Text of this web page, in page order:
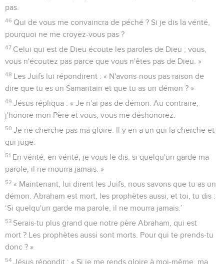
pas.
46 Qui de vous me convaincra de péché ? Si je dis la vérité,
pourquoi ne me croyez-vous pas ?
47 Celui qui est de Dieu écoute les paroles de Dieu ; vous,
vous n'écoutez pas parce que vous n'êtes pas de Dieu. »
48 Les Juifs lui répondirent : « N'avons-nous pas raison de
dire que tu es un Samaritain et que tu as un démon ? »
49 Jésus répliqua : « Je n'ai pas de démon. Au contraire,
j'honore mon Père et vous, vous me déshonorez.
50 Je ne cherche pas ma gloire. Il y en a un qui la cherche et
qui juge.
51 En vérité, en vérité, je vous le dis, si quelqu'un garde ma
parole, il ne mourra jamais. »
52 « Maintenant, lui dirent les Juifs, nous savons que tu as un
démon. Abraham est mort, les prophètes aussi, et toi, tu dis :
‘Si quelqu'un garde ma parole, il ne mourra jamais.’
53 Serais-tu plus grand que notre père Abraham, qui est
mort ? Les prophètes aussi sont morts. Pour qui te prends-tu
donc ? »
54 Jésus répondit : « Si je me rends gloire à moi-même, ma